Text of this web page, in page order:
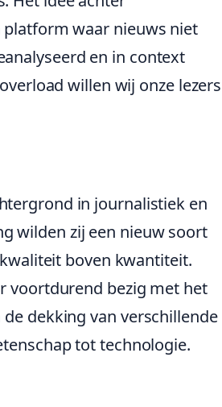
waar nieuws niet
en in context
willen wij onze lezers
in journalistiek en
wilden zij een nieuw soort
boven kwantiteit.
voortdurend bezig met het
dekking van verschillende
tot technologie.